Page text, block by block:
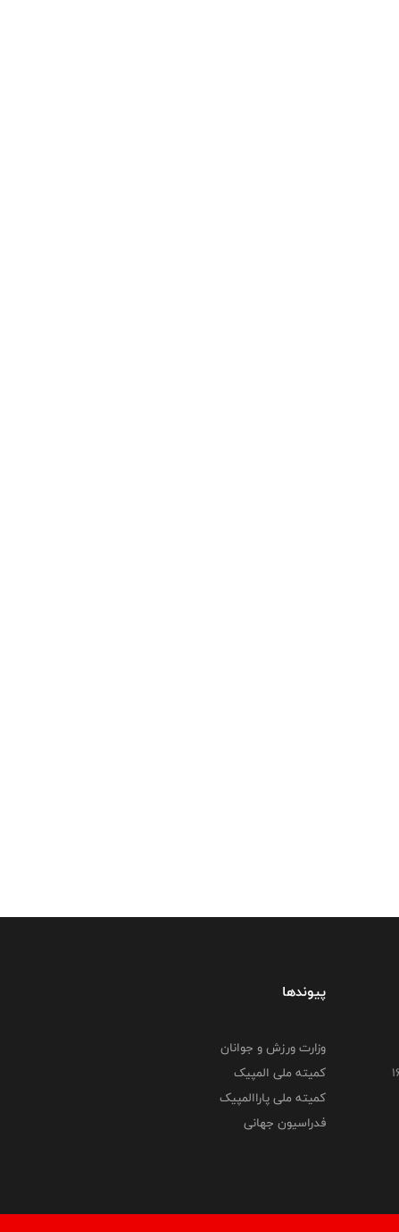
پیوندها
وزارت ورزش و جوانان
کمیته ملی المپیک
کمیته ملی پاراالمپیک
فدراسیون جهانی